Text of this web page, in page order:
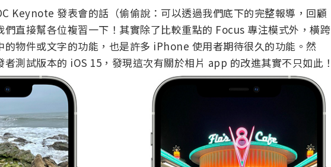
Keynote 發表會的話（偷偷說：可以透過我們底下的完整報導，回顧
們直接幫各位複習一下！其實除了比較重點的 Focus 專注模式外，橫跨
的物件或文字的功能，也是許多 iPhone 使用者期待很久的功能。然
測試版本的 iOS 15，發現這次有關於相片 app 的改進其實不只如此！